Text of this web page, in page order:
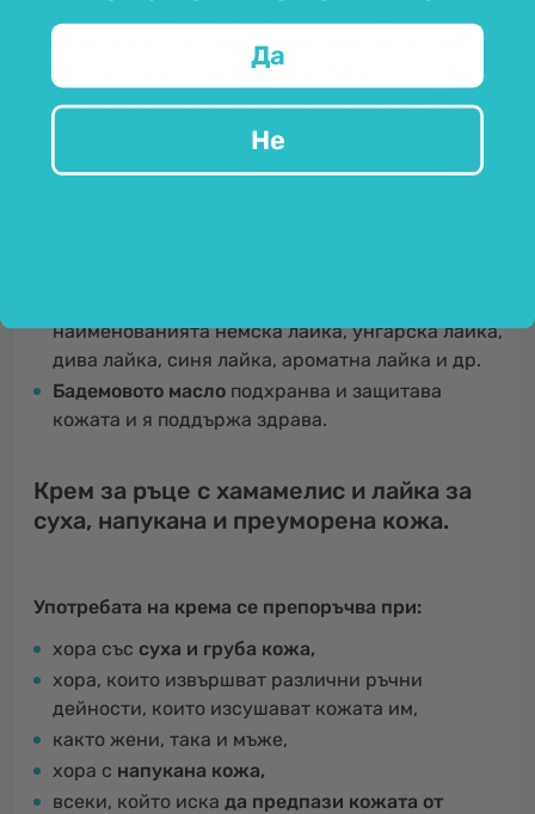
му приложения. Има характерни яркожълти
цветове с приятна миризма. Заради полезните
си свойства понякога го наричат ​​„вълшебен
наименованията немска лайка, унгарска лайка,
дива лайка, синя лайка, ароматна лайка и др.
Бадемовото масло подхранва и защитава
кожата и я поддържа здрава.
Крем за ръце с хамамелис и лайка за
суха, напукана и преуморена кожа.
Употребата на крема се препоръчва при:
хора със суха и груба кожа,
хора, които извършват различни ръчни
дейности, които изсушават кожата им,
както жени, така и мъже,
хора с напукана кожа,
всеки, който иска да предпази кожата от
Да
Не